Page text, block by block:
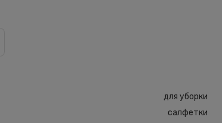
для уборки
салфетки